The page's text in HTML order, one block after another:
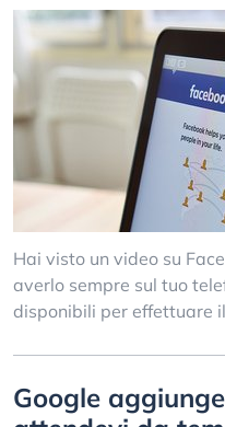
Hai visto un video su
averlo sempre sul tuo
disponibili per effettuare
Google